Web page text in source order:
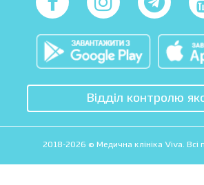
Відділ контролю
2018-2026 © Медична клініка Viva. Всі